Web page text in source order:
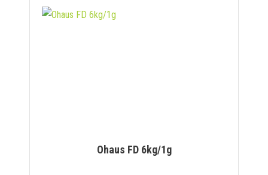
Ohaus FD 6kg/1g